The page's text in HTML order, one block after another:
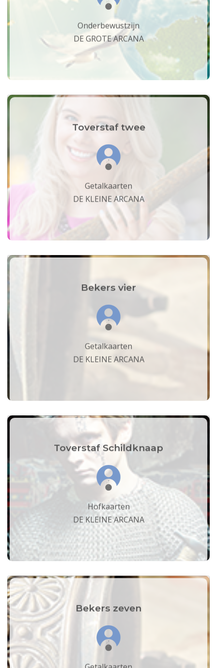
Onderbewustzijn
DE GROTE ARCANA
Toverstaf twee
Getalkaarten
DE KLEINE ARCANA
Bekers vier
Getalkaarten
DE KLEINE ARCANA
Toverstaf Schildknaap
Hofkaarten
DE KLEINE ARCANA
Bekers zeven